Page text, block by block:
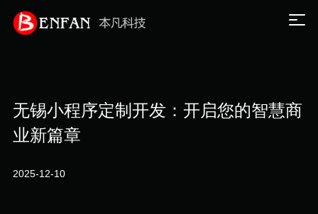
无锡小程序定制开发：开启您的智慧商
业新篇章
2025-12-10